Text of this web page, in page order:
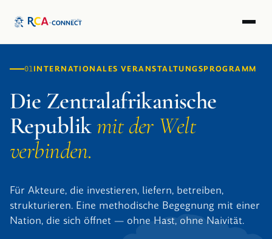
01INTERNATIONALES VERANSTALTUNGSPROGRAMM
Die Zentralafrikanische
Republik mit der Welt
verbinden.
Für Akteure, die investieren, liefern, betreiben,
strukturieren. Eine methodische Begegnung mit einer
Nation, die sich öffnet — ohne Hast, ohne Naivität.